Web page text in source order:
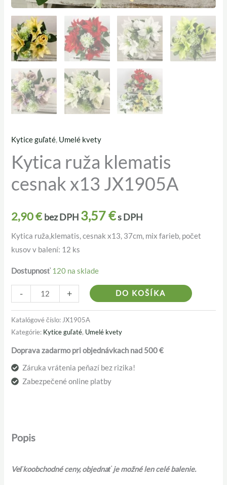
Kytice guľaté, Umelé kvety
Kytica ruža klematis
cesnak x13 JX1905A
2,90€ bez DPH 3,57€s DPH
Kytica ruža,klematis, cesnak x13, 37cm, mix farieb, počet
kusov v balení: 12 ks
Dostupnosť 120 na sklade
-
množstvo
Kytica
ruža
klematis
x13
JX1905A
+ DO KOŠÍKA
Katalógové číslo:JX1905A
Kategórie: Kytice guľaté, Umelé kvety
Doprava zadarmo pri objednávkach nad 500 €
Záruka vrátenia peňazí bez rizika!
Zabezpečené online platby
Popis
Veľkoobchodné ceny, objednať je možné len celé balenie.